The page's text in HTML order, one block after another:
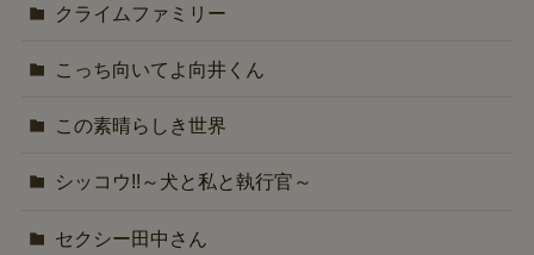
クライムファミリー
こっち向いてよ向井くん
この素晴らしき世界
シッコウ!!～犬と私と執行官～
セクシー田中さん